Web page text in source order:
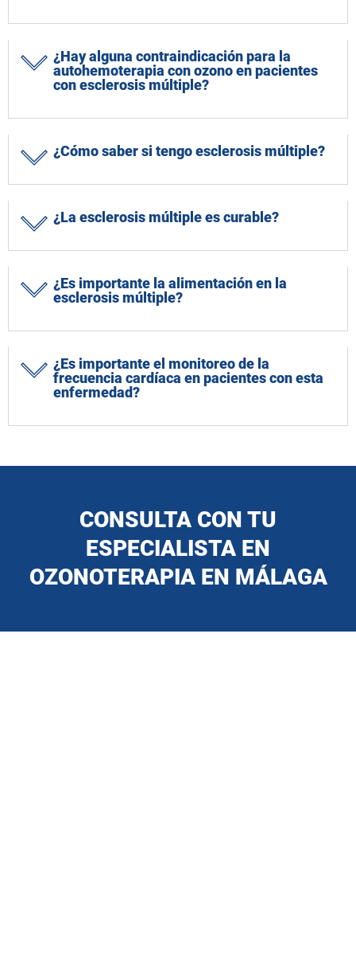
¿Hay alguna contraindicación para la
autohemoterapia con ozono en pacientes
con esclerosis múltiple?
¿Cómo saber si tengo esclerosis múltiple?
¿La esclerosis múltiple es curable?
¿Es importante la alimentación en la
esclerosis múltiple?
¿Es importante el monitoreo de la
frecuencia cardíaca en pacientes con esta
enfermedad?
CONSULTA CON TU
ESPECIALISTA EN
OZONOTERAPIA EN MÁLAGA